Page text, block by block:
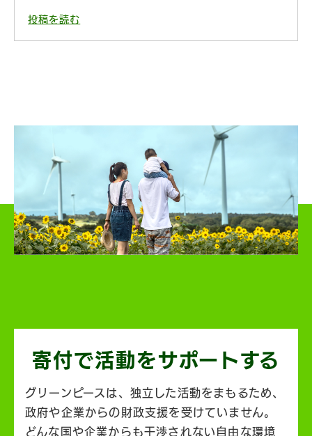
投稿を読む
寄付で活動をサポートする
グリーンピースは、独立した活動をまもるため、
政府や企業からの財政支援を受けていません。
どんな国や企業からも干渉されない自由な環境